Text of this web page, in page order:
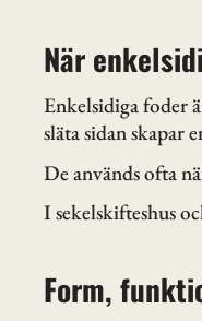
När
Enkelsidiga foder
släta sidan skapar
De används ofta
I sekelskifteshus
Form,